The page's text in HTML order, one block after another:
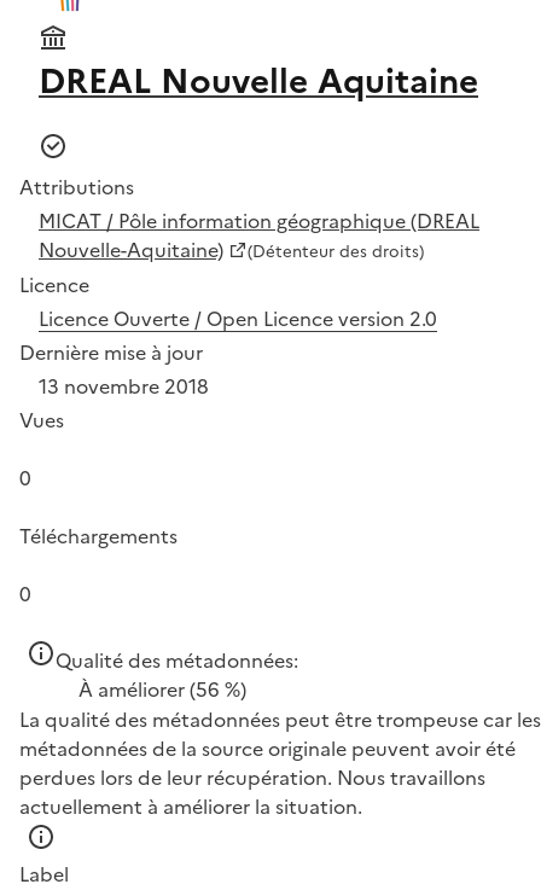
DREAL Nouvelle Aquitaine
Attributions
MICAT / Pôle information géographique (DREAL
Nouvelle-Aquitaine)
(Détenteur des droits)
Licence
Licence Ouverte / Open Licence version 2.0
Dernière mise à jour
13 novembre 2018
Vues
0
Téléchargements
0
Qualité des métadonnées:
À améliorer(56 %)
La qualité des métadonnées peut être trompeuse car les
métadonnées de la source originale peuvent avoir été
perdues lors de leur récupération. Nous travaillons
actuellement à améliorer la situation.
Label